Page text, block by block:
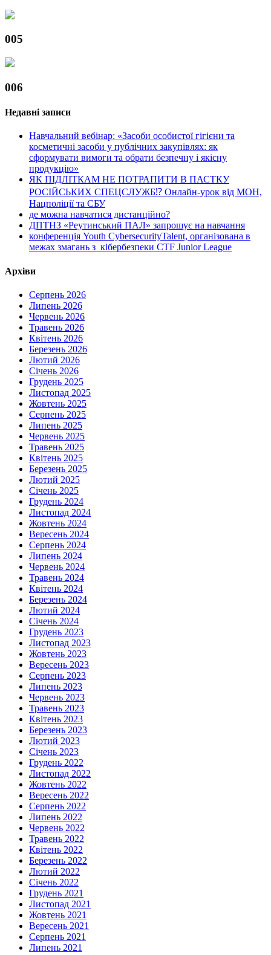
005
006
Недавні записи
Навчальний вебінар: «Засоби особистої гігієни та
косметичні засоби у публічних закупівлях: як
сформувати вимоги та обрати безпечну і якісну
продукцію»
ЯК ПІДЛІТКАМ НЕ ПОТРАПИТИ В ПАСТКУ
РОСІЙСЬКИХ СПЕЦСЛУЖБ⁉️ Онлайн-урок від МОН,
Нацполіції та СБУ
де можна навчатися дистанційно?
ДПТНЗ «Реутинський ПАЛ» запрошує на навчання
конференція Youth CybersecurityTalent, організована в
межах змагань з кібербезпеки CTF Junior League
Архіви
Серпень 2026
Липень 2026
Червень 2026
Травень 2026
Квітень 2026
Березень 2026
Лютий 2026
Січень 2026
Грудень 2025
Листопад 2025
Жовтень 2025
Серпень 2025
Липень 2025
Червень 2025
Травень 2025
Квітень 2025
Березень 2025
Лютий 2025
Січень 2025
Грудень 2024
Листопад 2024
Жовтень 2024
Вересень 2024
Серпень 2024
Липень 2024
Червень 2024
Травень 2024
Квітень 2024
Березень 2024
Лютий 2024
Січень 2024
Грудень 2023
Листопад 2023
Жовтень 2023
Вересень 2023
Серпень 2023
Липень 2023
Червень 2023
Травень 2023
Квітень 2023
Березень 2023
Лютий 2023
Січень 2023
Грудень 2022
Листопад 2022
Жовтень 2022
Вересень 2022
Серпень 2022
Липень 2022
Червень 2022
Травень 2022
Квітень 2022
Березень 2022
Лютий 2022
Січень 2022
Грудень 2021
Листопад 2021
Жовтень 2021
Вересень 2021
Серпень 2021
Липень 2021